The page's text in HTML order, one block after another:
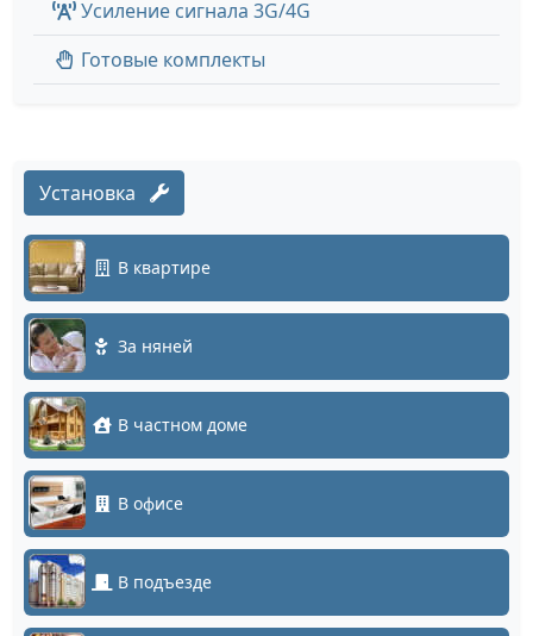
Усиление сигнала 3G/4G
Готовые комплекты
Установка
В квартире
За няней
В частном доме
В офисе
В подъезде